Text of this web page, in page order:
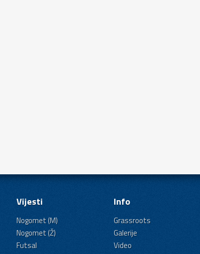
Vijesti
Nogomet (M)
Nogomet (Ž)
Futsal
Info
Grassroots
Galerije
Video